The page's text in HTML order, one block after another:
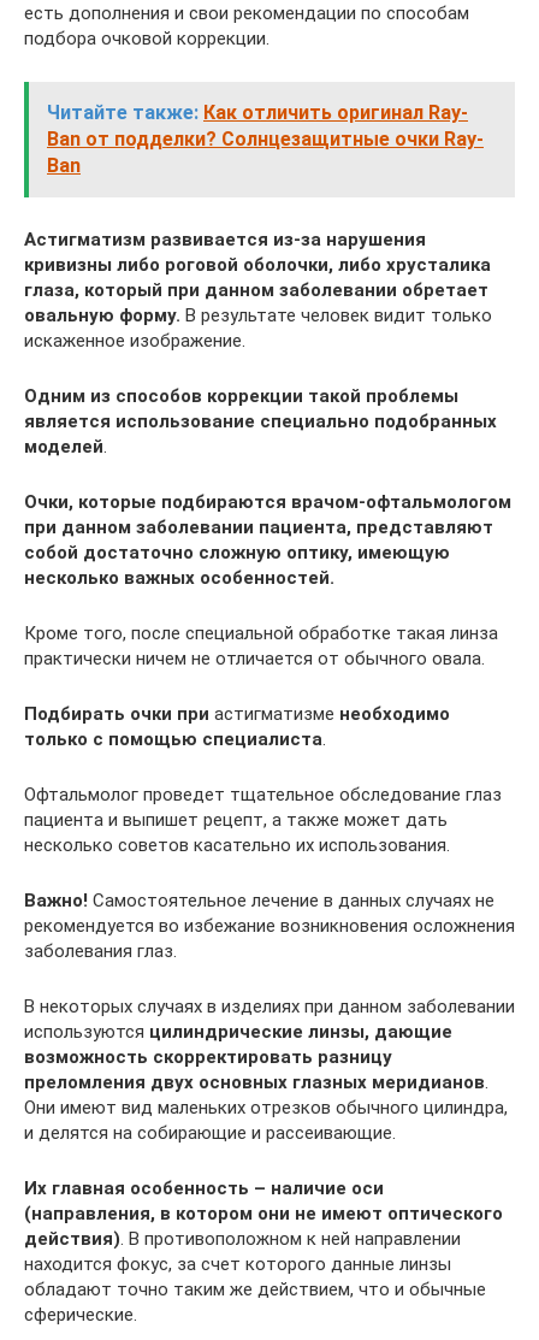
есть дополнения и свои рекомендации по способам
подбора очковой коррекции.
Читайте также: Как отличить оригинал Ray-
Ban от подделки? Солнцезащитные очки Ray-
Ban
Астигматизм развивается из-за нарушения
кривизны либо роговой оболочки, либо хрусталика
глаза, который при данном заболевании обретает
овальную форму. В результате человек видит только
искаженное изображение.
Одним из способов коррекции такой проблемы
является использование специально подобранных
моделей.
Очки, которые подбираются врачом-офтальмологом
при данном заболевании пациента, представляют
собой достаточно сложную оптику, имеющую
несколько важных особенностей.
Кроме того, после специальной обработке такая линза
практически ничем не отличается от обычного овала.
Подбирать очки при астигматизме необходимо
только с помощью специалиста.
Офтальмолог проведет тщательное обследование глаз
пациента и выпишет рецепт, а также может дать
несколько советов касательно их использования.
Важно! Самостоятельное лечение в данных случаях не
рекомендуется во избежание возникновения осложнения
заболевания глаз.
В некоторых случаях в изделиях при данном заболевании
используются цилиндрические линзы, дающие
возможность скорректировать разницу
преломления двух основных глазных меридианов.
Они имеют вид маленьких отрезков обычного цилиндра,
и делятся на собирающие и рассеивающие.
Их главная особенность – наличие оси
(направления, в котором они не имеют оптического
действия). В противоположном к ней направлении
находится фокус, за счет которого данные линзы
обладают точно таким же действием, что и обычные
сферические.